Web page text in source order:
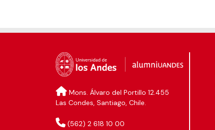
Mons. Álvaro del Portillo 12.455
Las Condes, Santiago, Chile.
(562) 2 618 10 00